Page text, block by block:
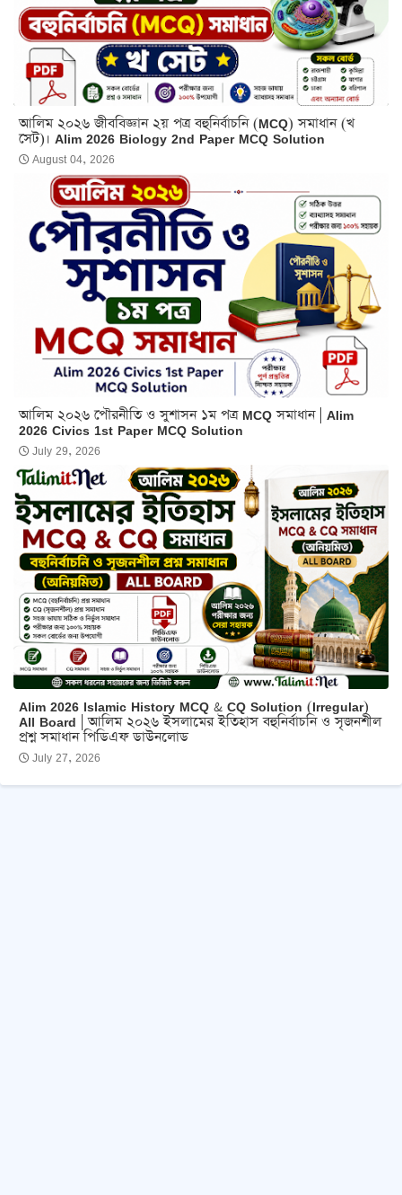
আলিম ২০২৬ জীববিজ্ঞান ২য় পত্র বহুনির্বাচনি (MCQ) সমাধান (খ
সেট)। Alim 2026 Biology 2nd Paper MCQ Solution
August 04, 2026
আলিম ২০২৬ পৌরনীতি ও সুশাসন ১ম পত্র MCQ সমাধান | Alim
2026 Civics 1st Paper MCQ Solution
July 29, 2026
Alim 2026 Islamic History MCQ & CQ Solution (Irregular)
All Board | আলিম ২০২৬ ইসলামের ইতিহাস বহুনির্বাচনি ও সৃজনশীল
প্রশ্ন সমাধান পিডিএফ ডাউনলোড
July 27, 2026